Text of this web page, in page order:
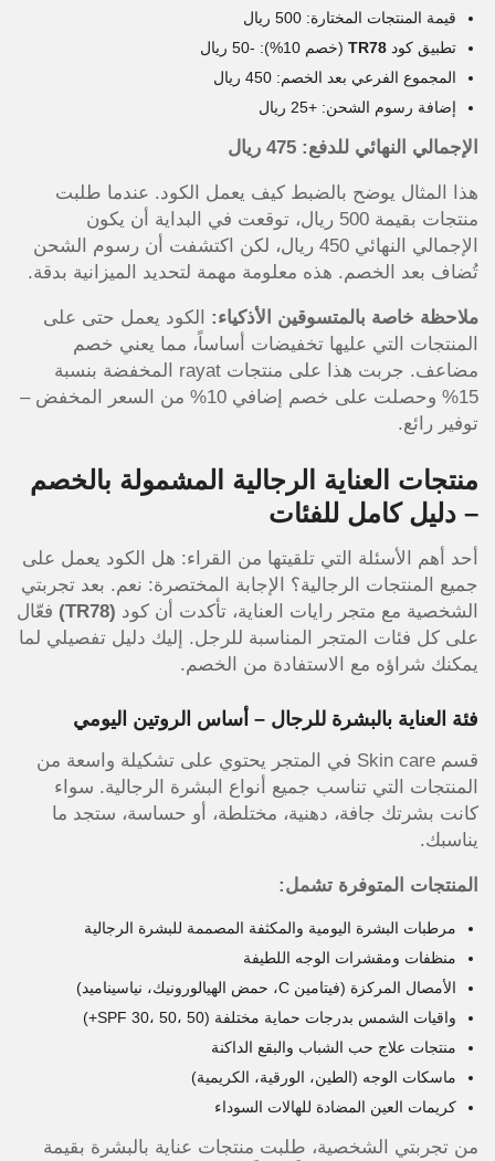
قيمة المنتجات المختارة: 500 ريال
تطبيق كود TR78 (خصم 10%): -50 ريال
المجموع الفرعي بعد الخصم: 450 ريال
إضافة رسوم الشحن: +25 ريال
الإجمالي النهائي للدفع: 475 ريال
هذا المثال يوضح بالضبط كيف يعمل الكود. عندما طلبت
منتجات بقيمة 500 ريال، توقعت في البداية أن يكون
الإجمالي النهائي 450 ريال، لكن اكتشفت أن رسوم الشحن
تُضاف بعد الخصم. هذه معلومة مهمة لتحديد الميزانية بدقة.
ملاحظة خاصة بالمتسوقين الأذكياء: الكود يعمل حتى على
المنتجات التي عليها تخفيضات أساساً، مما يعني خصم
مضاعف. جربت هذا على منتجات rayat المخفضة بنسبة
15% وحصلت على خصم إضافي 10% من السعر المخفض –
توفير رائع.
منتجات العناية الرجالية المشمولة بالخصم
– دليل كامل للفئات
أحد أهم الأسئلة التي تلقيتها من القراء: هل الكود يعمل على
جميع المنتجات الرجالية؟ الإجابة المختصرة: نعم. بعد تجربتي
الشخصية مع متجر رايات العناية، تأكدت أن كود (TR78)
فعّال
على كل فئات المتجر المناسبة للرجل. إليك دليل تفصيلي لما
يمكنك شراؤه مع الاستفادة من الخصم.
فئة العناية بالبشرة للرجال – أساس الروتين اليومي
قسم Skin care في المتجر يحتوي على تشكيلة واسعة من
المنتجات التي تناسب جميع أنواع البشرة الرجالية. سواء
كانت بشرتك جافة، دهنية، مختلطة، أو حساسة، ستجد ما
يناسبك.
المنتجات المتوفرة تشمل:
مرطبات البشرة اليومية والمكثفة المصممة للبشرة الرجالية
منظفات ومقشرات الوجه اللطيفة
الأمصال المركزة (فيتامين C، حمض الهيالورونيك، نياسيناميد)
واقيات الشمس بدرجات حماية مختلفة (SPF 30، 50، 50+)
منتجات علاج حب الشباب والبقع الداكنة
ماسكات الوجه (الطين، الورقية، الكريمية)
كريمات العين المضادة للهالات السوداء
من تجربتي الشخصية، طلبت منتجات عناية بالبشرة بقيمة